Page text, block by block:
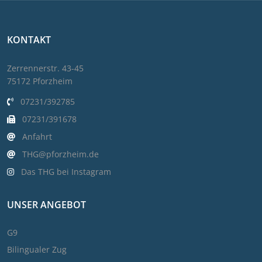
KONTAKT
Zerrennerstr. 43-45
75172 Pforzheim
07231/392785
07231/391678
Anfahrt
THG@pforzheim.de
Das THG bei Instagram
UNSER ANGEBOT
G9
Bilingualer Zug